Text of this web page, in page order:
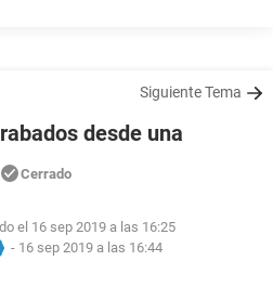
Siguiente Tema
desde una
Cerrado
el 16 sep 2019 a las 16:25
- 16 sep 2019 a las 16:44